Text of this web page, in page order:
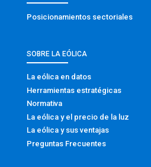
Posicionamientos sectoriales
SOBRE LA EÓLICA
La eólica en datos
Herramientas estratégicas
Normativa
La eólica y el precio de la luz
La eólica y sus ventajas
Preguntas Frecuentes